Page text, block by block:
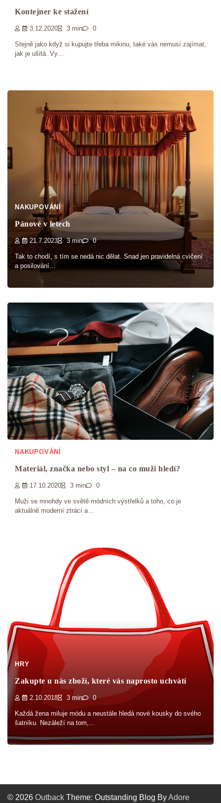
Kontejner ke stažení
3.12.2020 3 min 0
Stejně jako když si kupujte třeba mikinu, také vás nemusí zajímat,
jak je ušitá. Vy…
NAKUPOVÁNÍ
Pánové v letech
21.7.2023 3 min 0
Tak to chodí, s tím se nedá nic dělat. Snad jen pravidelná cvičení
a posilování…
NAKUPOVÁNÍ
Materiál, značka nebo styl – na co muži hledí?
17.10.2020 3 min 0
Muži se mnohdy ve světě módních výstřelků a toho, co je
aktuálně moderní ztrácí a…
HRY
Zakupte u nás zboží, které vás naprosto uchvátí
2.10.2018 3 min 0
Každá žena miluje módu a neustále hledá nové kousky do svého
šatníku. Nezáleží na tom,…
© 2026 Outback Theme: Outstanding Blog ByAdore